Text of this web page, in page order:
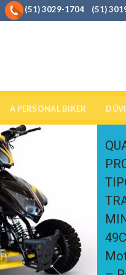
(51) 3029-1704 (51)
A PERSONAL BIKER